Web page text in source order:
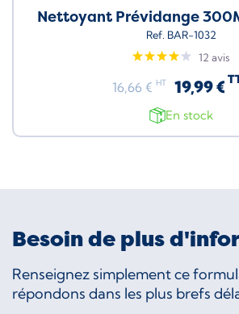
Nettoyant Prévidange
Ref. BAR-1032
12 avis
16,66 € HT 19,99 €
En stock
Besoin de plus
Renseignez simplement ce
répondons dans les plus brefs